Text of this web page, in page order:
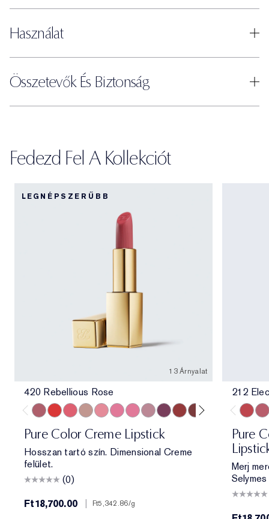
Használat
Összetevők És Biztonság
Fedezd Fel A Kollekciót
LEGNÉPSZERŰBB
13 Árnyalat
420 Rebellious Rose
Pure Color Creme Lipstick
Hosszan tartó szín. Dimensional Creme
felület.
(0)
Ft18,700.00
| Ft5,342.86/g
212
Pure
Merj